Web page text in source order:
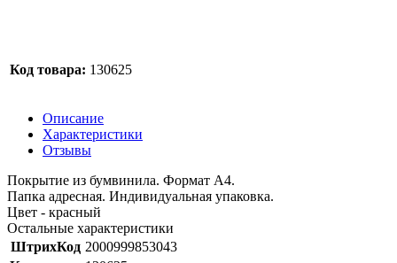
Код товара: 130625
Описание
Характеристики
Отзывы
Покрытие из бумвинила. Формат А4.
Папка адресная. Индивидуальная упаковка.
Цвет - красный
Остальные характеристики
ШтрихКод 2000999853043